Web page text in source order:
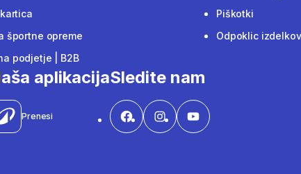
športne opreme
podjetje | B2B
Piškotki
Odpoklic izdelkov
aplikacija
Prenesi
Sledite nam